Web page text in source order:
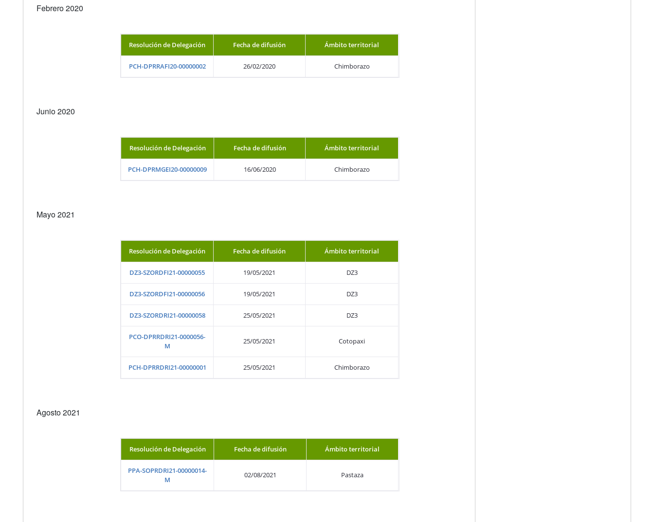
Febrero 2020
Resolución de Delegación Fecha de difusión Ámbito territorial
PCH-DPRRAFI20-00000002 26/02/2020 Chimborazo
Junio 2020
Resolución de Delegación Fecha de difusión Ámbito territorial
PCH-DPRMGEI20-00000009 16/06/2020 Chimborazo
Mayo 2021
Resolución de Delegación Fecha de difusión Ámbito territorial
DZ3-SZORDFI21-00000055 19/05/2021 DZ3
DZ3-SZORDFI21-00000056 19/05/2021 DZ3
DZ3-SZORDRI21-00000058 25/05/2021 DZ3
PCO-DPRRDRI21-0000056-
M
25/05/2021 Cotopaxi
PCH-DPRRDRI21-00000001 25/05/2021 Chimborazo
Agosto 2021
Resolución de Delegación Fecha de difusión Ámbito territorial
PPA-SOPRDRI21-00000014-
M
02/08/2021 Pastaza